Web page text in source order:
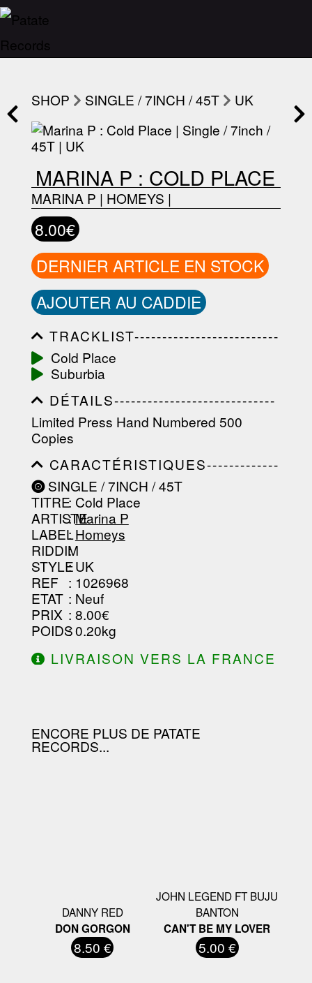
SHOP SINGLE / 7INCH / 45T UK
MARINA P : COLD PLACE
MARINA P | HOMEYS |
8.00€
DERNIER ARTICLE EN STOCK
AJOUTER AU CADDIE
TRACKLIST--------------------------
-----------------------------------------
-----------------------------------------
-----------------------------------------
-----------------------------------------
-------------------
Cold Place
Suburbia
DÉTAILS-----------------------------
-----------------------------------------
-----------------------------------------
-----------------------------------------
-----------------------------------------
----------------
Limited Press Hand Numbered 500
Copies
CARACTÉRISTIQUES-------------
-----------------------------------------
-----------------------------------------
-----------------------------------------
-----------------------------------------
--------------------------------
SINGLE / 7INCH / 45T
TITRE: Cold Place
ARTISTE
:Marina P
LABEL
:Homeys
RIDDIM
:
STYLE: UK
REF : 1026968
ETAT : Neuf
PRIX : 8.00€
POIDS: 0.20kg
LIVRAISON VERS LA FRANCE
ENCORE PLUS DE PATATE
RECORDS...
DANNY RED
DON GORGON
8.50 €
JOHN LEGEND FT BUJU
BANTON
CAN'T BE MY LOVER
5.00 €